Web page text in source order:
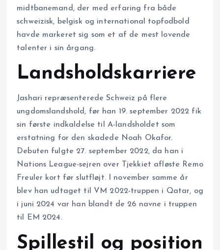
midtbanemand, der med erfaring fra både
schweizisk, belgisk og international topfodbold
havde markeret sig som et af de mest lovende
talenter i sin årgang.
Landsholdskarriere
Jashari repræsenterede Schweiz på flere
ungdomslandshold, før han 19. september 2022 fik
sin første indkaldelse til A-landsholdet som
erstatning for den skadede Noah Okafor.
Debuten fulgte 27. september 2022, da han i
Nations League-sejren over Tjekkiet afløste Remo
Freuler kort før slutfløjt. I november samme år
blev han udtaget til VM 2022-truppen i Qatar, og
i juni 2024 var han blandt de 26 navne i truppen
til EM 2024.
Spillestil og position